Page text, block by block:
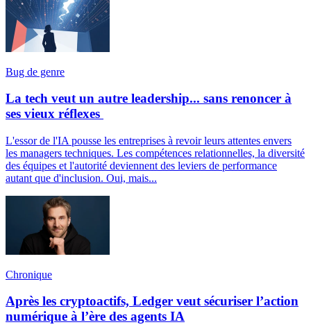
Bug de genre
La tech veut un autre leadership... sans renoncer à
ses vieux réflexes
L'essor de l'IA pousse les entreprises à revoir leurs attentes envers
les managers techniques. Les compétences relationnelles, la diversité
des équipes et l'autorité deviennent des leviers de performance
autant que d'inclusion. Oui, mais...
Chronique
Après les cryptoactifs, Ledger veut sécuriser l’action
numérique à l’ère des agents IA